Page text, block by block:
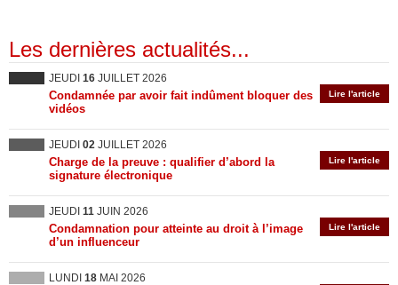
Les dernières actualités...
JEUDI 16 JUILLET 2026
Lire l'article
Condamnée par avoir fait indûment bloquer des
vidéos
JEUDI 02 JUILLET 2026
Lire l'article
Charge de la preuve : qualifier d’abord la
signature électronique
JEUDI 11 JUIN 2026
Lire l'article
Condamnation pour atteinte au droit à l’image
d’un influenceur
LUNDI 18 MAI 2026